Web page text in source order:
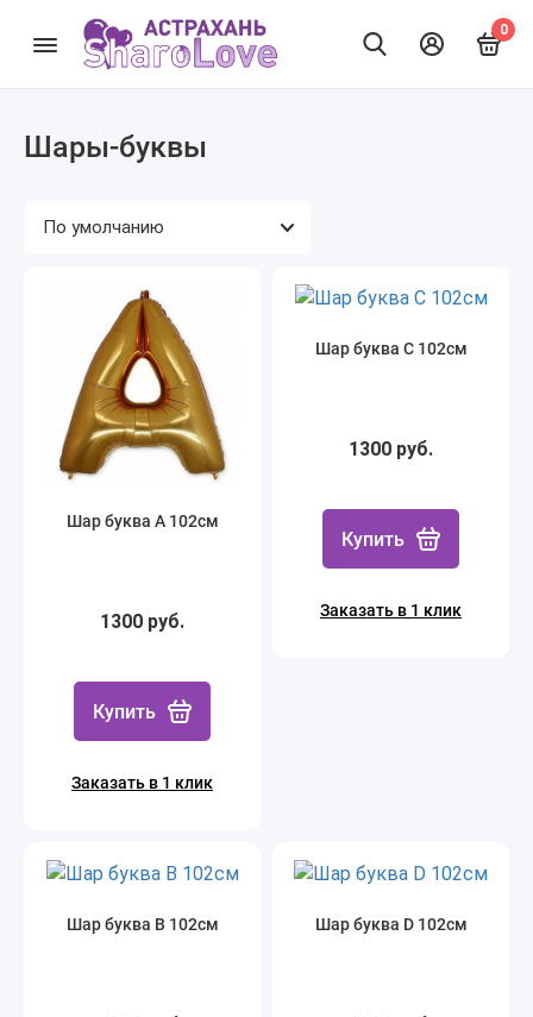
0
Шары-буквы
Шар буква А 102см
1300 руб.
Купить
Заказать в 1 клик
Шар буква С 102см
1300 руб.
Купить
Заказать в 1 клик
Шар буква В 102см Шар буква D 102см